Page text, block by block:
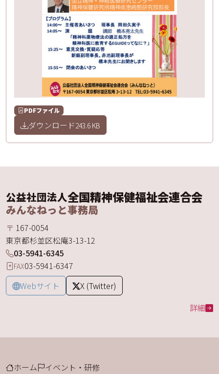
PDFファイル
ダウンロード243.6 KB
公益社団法人全国精神保健福祉会連合会
みんなねっと事務局
〒 167-0054
東京都杉並区松庵3-13-12
03-5941-6345
FAX03-5941-6347
Webサイト
X (Twitter)
詳細
ホーム イベント・研修